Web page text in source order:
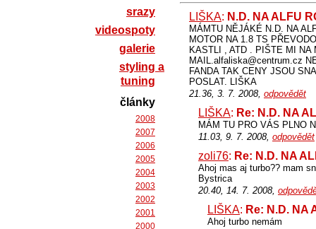
LIŠKA: N.D. NA ALFU
MÁMTU NĚJÁKÉ N.D. NA
MOTOR NA 1.8 TS
KASTLI , ATD . PIŠTE MI
MAIL.alfaliska@centrum.cz
FANDA TAK CENY JSOU
POSLAT. LIŠKA
21.36, 3. 7. 2008, odpovědět
LIŠKA: Re: N.D. NA
MÁM TU PRO VÁS PLNO
11.03, 9. 7. 2008, odpovědět
zoli76: Re: N.D. NA
Ahoj mas aj turbo?? mam
Bystrica
20.40, 14. 7. 2008,
LIŠKA: Re: N.D. NA
Ahoj turbo nemám
srazy
videospoty
galerie
styling a
tuning
články
2008
2007
2006
2005
2004
2003
2002
2001
2000